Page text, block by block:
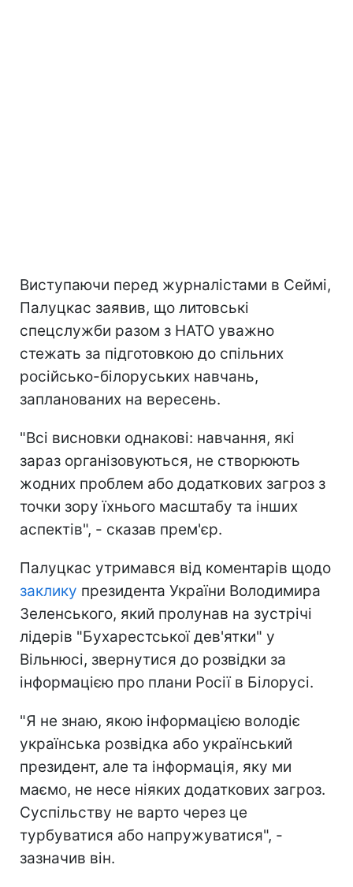
Виступаючи перед журналістами в Сеймі,
Палуцкас заявив, що литовські
спецслужби разом з НАТО уважно
стежать за підготовкою до спільних
російсько-білоруських навчань,
запланованих на вересень.
"Всі висновки однакові: навчання, які
зараз організовуються, не створюють
жодних проблем або додаткових загроз з
точки зору їхнього масштабу та інших
аспектів", - сказав прем'єр.
Палуцкас утримався від коментарів щодо
заклику президента України Володимира
Зеленського, який пролунав на зустрічі
лідерів "Бухарестської дев'ятки" у
Вільнюсі, звернутися до розвідки за
інформацією про плани Росії в Білорусі.
"Я не знаю, якою інформацією володіє
українська розвідка або український
президент, але та інформація, яку ми
маємо, не несе ніяких додаткових загроз.
Суспільству не варто через це
турбуватися або напружуватися", -
зазначив він.